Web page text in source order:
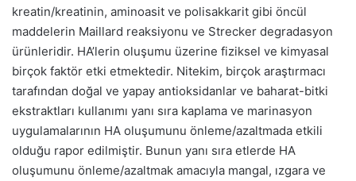
kreatin/kreatinin, aminoasit ve polisakkarit gibi öncül
maddelerin Maillard reaksiyonu ve Strecker degradasyon
ürünleridir. HA’lerin oluşumu üzerine fiziksel ve kimyasal
birçok faktör etki etmektedir. Nitekim, birçok araştırmacı
tarafından doğal ve yapay antioksidanlar ve baharat-bitki
ekstraktları kullanımı yanı sıra kaplama ve marinasyon
uygulamalarının HA oluşumunu önleme/azaltmada etkili
olduğu rapor edilmiştir. Bunun yanı sıra etlerde HA
oluşumunu önleme/azaltmak amacıyla mangal, ızgara ve